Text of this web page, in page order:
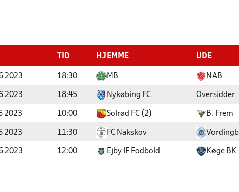
TID HJEMME UDE
2023 18:30 MB NAB
2023 18:45 Nykøbing FC Oversidder
2023 10:00 Solrød FC (2) B. Frem
2023 11:30 FC Nakskov
2023 12:00 Ejby IF Fodbold Køge BK